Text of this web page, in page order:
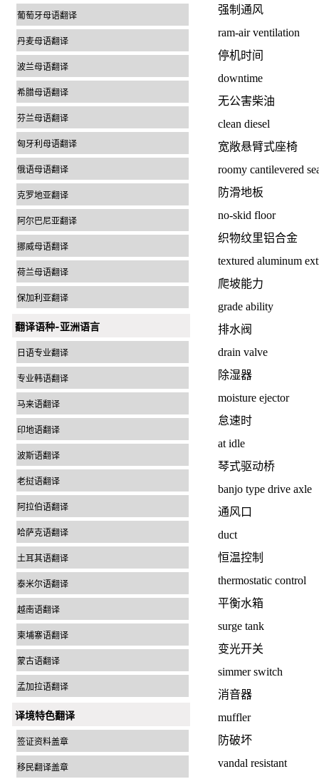
葡萄牙母语翻译
丹麦母语翻译
波兰母语翻译
希腊母语翻译
芬兰母语翻译
匈牙利母语翻译
俄语母语翻译
克罗地亚翻译
阿尔巴尼亚翻译
挪威母语翻译
荷兰母语翻译
保加利亚翻译
翻译语种-亚洲语言
日语专业翻译
专业韩语翻译
马来语翻译
印地语翻译
波斯语翻译
老挝语翻译
阿拉伯语翻译
哈萨克语翻译
土耳其语翻译
泰米尔语翻译
越南语翻译
柬埔寨语翻译
蒙古语翻译
孟加拉语翻译
译境特色翻译
签证资料盖章
移民翻译盖章
强制通风
ram-air ventilation
停机时间
downtime
无公害柴油
clean diesel
宽敞悬臂式座椅
roomy cantilevered
防滑地板
no-skid floor
织物纹里铝合金
textured aluminum
爬坡能力
grade ability
排水阀
drain valve
除湿器
moisture ejector
怠速时
at idle
琴式驱动桥
banjo type drive axle
通风口
duct
恒温控制
thermostatic control
平衡水箱
surge tank
变光开关
simmer switch
消音器
muffler
防破坏
vandal resistant